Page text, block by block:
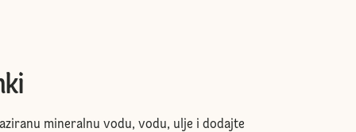
mineralnu vodu, vodu, ulje i dodajte